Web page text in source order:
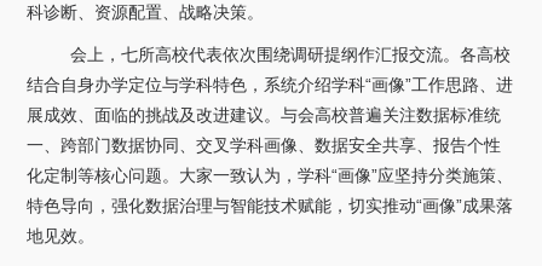
科诊断、资源配置、战略决策。
会上，七所高校代表依次围绕调研提纲作汇报交流。各高校
结合自身办学定位与学科特色，系统介绍学科“画像”工作思路、进
展成效、面临的挑战及改进建议。与会高校普遍关注数据标准统
一、跨部门数据协同、交叉学科画像、数据安全共享、报告个性
化定制等核心问题。大家一致认为，学科“画像”应坚持分类施策、
特色导向，强化数据治理与智能技术赋能，切实推动“画像”成果落
地见效。